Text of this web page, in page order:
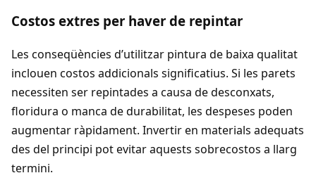
Costos extres per haver de repintar
Les conseqüències d’utilitzar pintura de baixa qualitat
inclouen costos addicionals significatius. Si les parets
necessiten ser repintades a causa de desconxats,
floridura o manca de durabilitat, les despeses poden
augmentar ràpidament. Invertir en materials adequats
des del principi pot evitar aquests sobrecostos a llarg
termini.